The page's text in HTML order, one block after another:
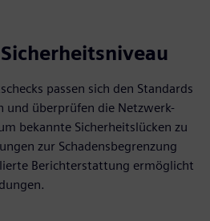
passen sich den Standards
und überprüfen die Netzwerk-
bekannte Sicherheitslücken zu
zur Schadensbegrenzung
Berichterstattung ermöglicht